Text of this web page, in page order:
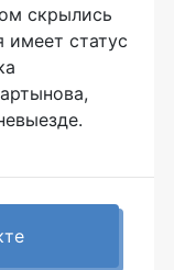
скрылись
имеет статус